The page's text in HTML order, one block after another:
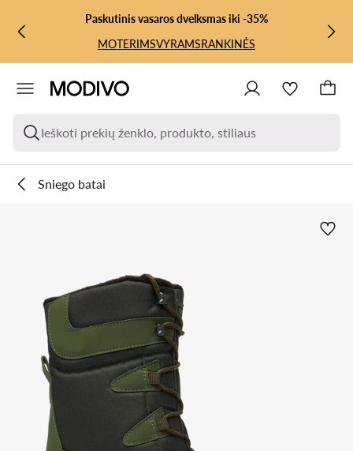
PEREITI PRIE PAGRINDINIO TURINIO
PEREITI Į PAIEŠKĄPaskutinis vasaros dvelksmas iki -35%
MOTERIMSVYRAMSRANKINĖS
Ieškoti prekių ženklo, produkto, stiliaus
Sniego batai